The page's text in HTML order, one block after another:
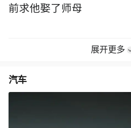
前求他娶了师母
展开更多
汽车